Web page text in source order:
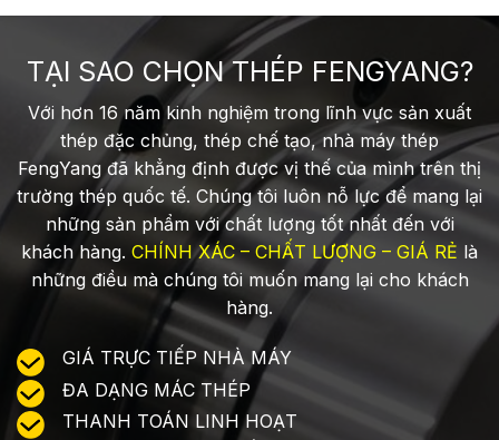
TẠI SAO CHỌN THÉP FENGYANG?
Với hơn 16 năm kinh nghiệm trong lĩnh vực sản xuất
thép đặc chủng, thép chế tạo, nhà máy thép
FengYang đã khẳng định được vị thế của mình trên thị
trường thép quốc tế. Chúng tôi luôn nỗ lực để mang lại
những sản phẩm với chất lượng tốt nhất đến với
khách hàng. CHÍNH XÁC – CHẤT LƯỢNG – GIÁ RẺ là
những điều mà chúng tôi muốn mang lại cho khách
hàng.
GIÁ TRỰC TIẾP NHÀ MÁY
ĐA DẠNG MÁC THÉP
THANH TOÁN LINH HOẠT